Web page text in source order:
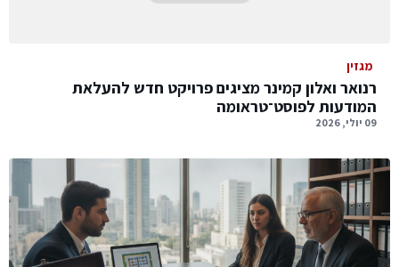
מגזין
רנואר ואלון קמינר מציגים פרויקט חדש להעלאת
המודעות לפוסט־טראומה
09 יולי, 2026